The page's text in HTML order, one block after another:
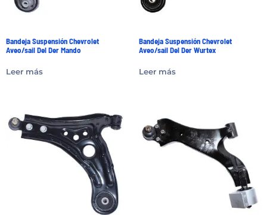
Bandeja Suspensión Chevrolet
Aveo/sail Del Der Mando
Leer más
Bandeja Suspensión Chevrolet
Aveo/sail Del Der Wurtex
Leer más